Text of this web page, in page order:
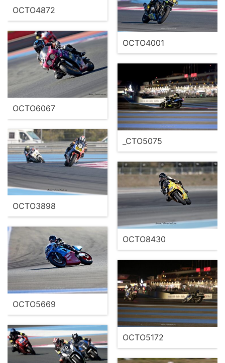
OCTO4872
OCTO4001
OCTO6067
_CTO5075
OCTO3898
OCTO8430
OCTO5669
OCTO5172